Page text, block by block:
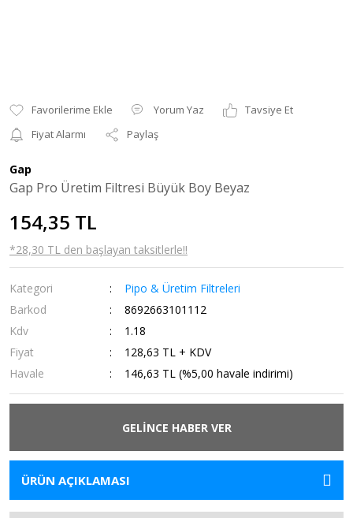
Yorum Yaz
Tavsiye Et
Fiyat Alarmı
Paylaş
Gap
Gap Pro Üretim Filtresi Büyük Boy Beyaz
154,35 TL
*28,30 TL den başlayan taksitlerle!!
Kategori
Pipo & Üretim Filtreleri
Barkod
8692663101112
Kdv
1.18
Fiyat
128,63 TL + KDV
Havale
146,63 TL (%5,00 havale indirimi)
GELİNCE HABER VER
ÜRÜN AÇIKLAMASI